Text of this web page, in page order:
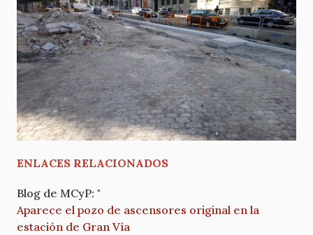
ENLACES RELACIONADOS
Blog de MCyP: "
Aparece el pozo de ascensores original en la
estación de Gran Vía